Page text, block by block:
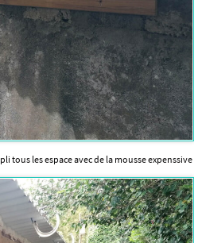
tous les espace avec de la mousse expenssive